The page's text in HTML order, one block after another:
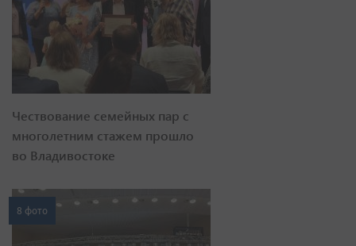
Чествование семейных пар с
многолетним стажем прошло
во Владивостоке
8 фото